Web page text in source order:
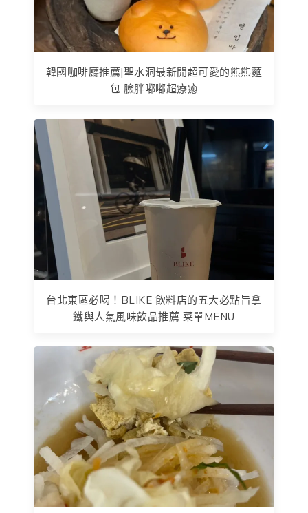
韓國咖啡廳推薦|聖水洞最新開超可愛的熊熊麵
包 臉胖嘟嘟超療癒
台北東區必喝！BLIKE 飲料店的五大必點旨拿
鐵與人氣風味飲品推薦 菜單MENU